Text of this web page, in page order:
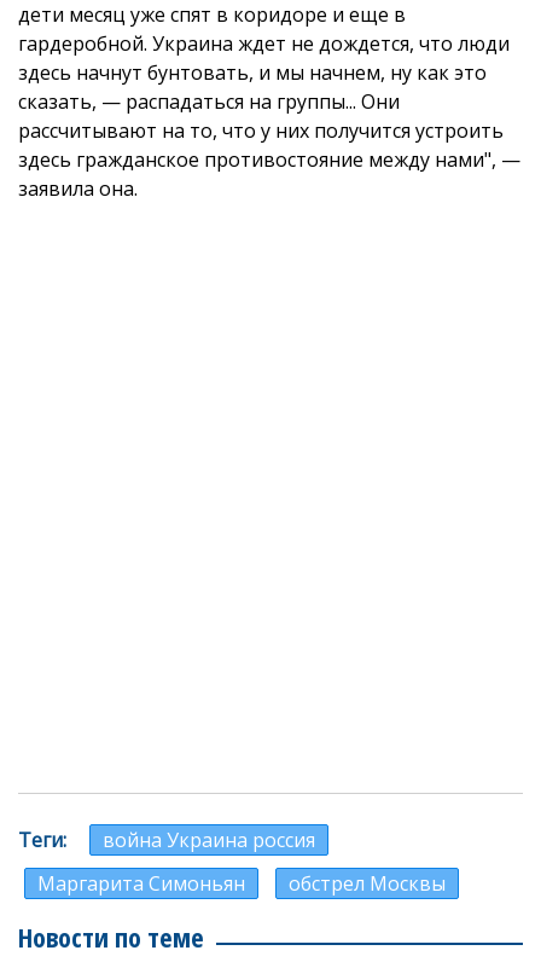
дети месяц уже спят в коридоре и еще в
гардеробной. Украина ждет не дождется, что люди
здесь начнут бунтовать, и мы начнем, ну как это
сказать, — распадаться на группы... Они
рассчитывают на то, что у них получится устроить
здесь гражданское противостояние между нами", —
заявила она.
Теги
война Украина россия
Маргарита Симоньян
обстрел Москвы
Новости по теме